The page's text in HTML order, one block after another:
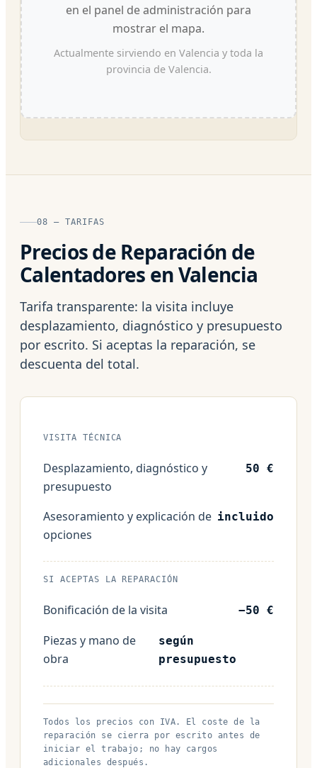
en el panel de administración para
mostrar el mapa.
Actualmente sirviendo en Valencia y toda la
provincia de Valencia.
08 — TARIFAS
Precios de Reparación de
Calentadores en Valencia
Tarifa transparente: la visita incluye
desplazamiento, diagnóstico y presupuesto
por escrito. Si aceptas la reparación, se
descuenta del total.
VISITA TÉCNICA
Desplazamiento, diagnóstico y
presupuesto
50 €
Asesoramiento y explicación de
opciones
incluido
SI ACEPTAS LA REPARACIÓN
Bonificación de la visita −50 €
Piezas y mano de
obra
según
presupuesto
Todos los precios con IVA. El coste de la
reparación se cierra por escrito antes de
iniciar el trabajo; no hay cargos
adicionales después.